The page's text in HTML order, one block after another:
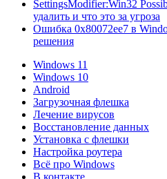
SettingsModifier:Win32
удалить и что это за угроза
Ошибка 0x80072ee7 в
решения
Windows 11
Windows 10
Android
Загрузочная флешка
Лечение вирусов
Восстановление данных
Установка с флешки
Настройка роутера
Всё про Windows
В контакте